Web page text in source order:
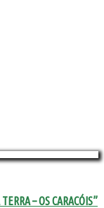
– OS CARACÓIS”